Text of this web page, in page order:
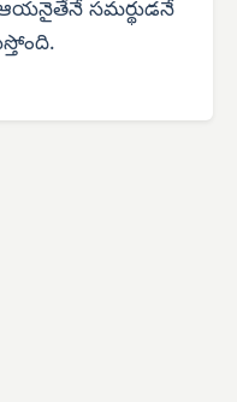
సమర్థుడనే